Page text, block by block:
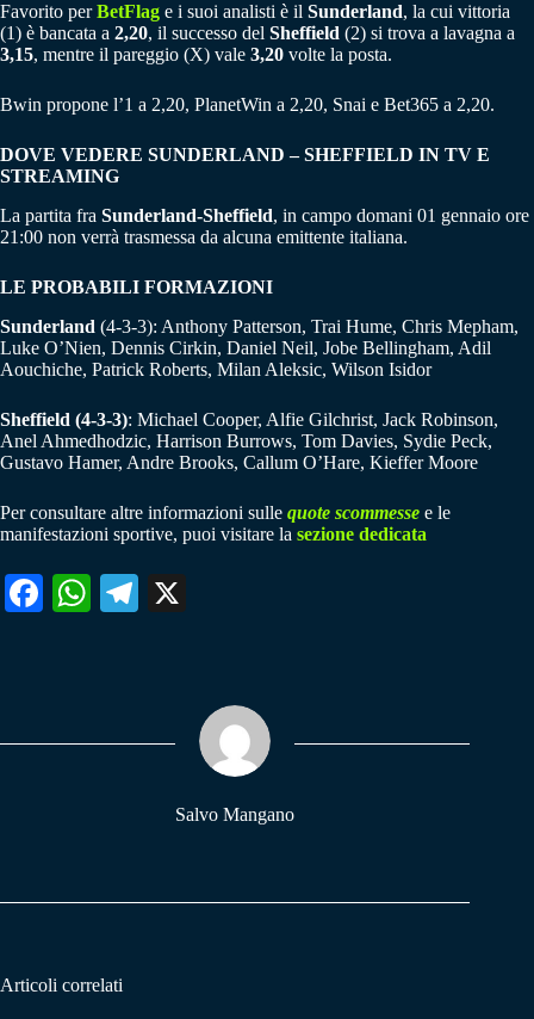
Favorito perBetFlag e i suoi analisti è il Sunderland, la cui vittoria
(1) è bancata a 2,20, il successo del Sheffield (2) si trova a lavagna a
3,15, mentre il pareggio (X) vale 3,20 volte la posta.
Bwin propone l’1 a 2,20, PlanetWin a 2,20, Snai e Bet365 a 2,20.
DOVE VEDERE SUNDERLAND – SHEFFIELD IN TV E
STREAMING
La partita fra Sunderland-Sheffield, in campo domani 01 gennaio ore
21:00 non verrà trasmessa da alcuna emittente italiana.
LE PROBABILI FORMAZIONI
Sunderland (4-3-3): Anthony Patterson, Trai Hume, Chris Mepham,
Luke O’Nien, Dennis Cirkin, Daniel Neil, Jobe Bellingham, Adil
Aouchiche, Patrick Roberts, Milan Aleksic, Wilson Isidor
Sheffield (4-3-3): Michael Cooper, Alfie Gilchrist, Jack Robinson,
Anel Ahmedhodzic, Harrison Burrows, Tom Davies, Sydie Peck,
Gustavo Hamer, Andre Brooks, Callum O’Hare, Kieffer Moore
Per consultare altre informazioni sulle quote scommesse e le
manifestazioni sportive, puoi visitare la sezione dedicata
Fa W
pp
Te
m
Salvo Mangano
Articoli correlati